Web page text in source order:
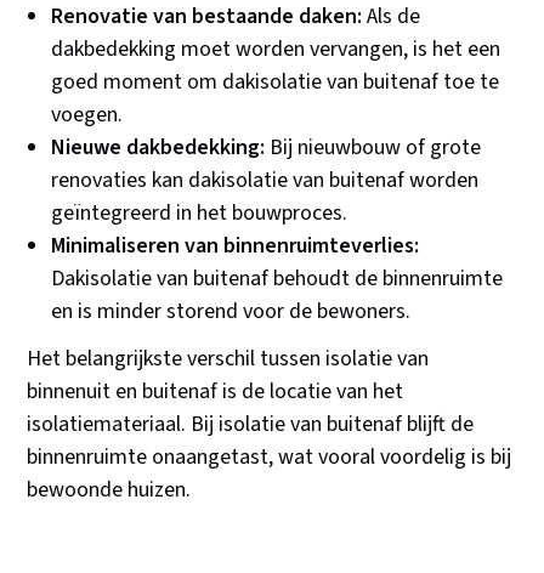
Renovatie van bestaande daken: Als de
dakbedekking moet worden vervangen, is het een
goed moment om dakisolatie van buitenaf toe te
voegen.
Nieuwe dakbedekking: Bij nieuwbouw of grote
renovaties kan dakisolatie van buitenaf worden
geïntegreerd in het bouwproces.
Minimaliseren van binnenruimteverlies:
Dakisolatie van buitenaf behoudt de binnenruimte
en is minder storend voor de bewoners.
Het belangrijkste verschil tussen isolatie van
binnenuit en buitenaf is de locatie van het
isolatiemateriaal. Bij isolatie van buitenaf blijft de
binnenruimte onaangetast, wat vooral voordelig is bij
bewoonde huizen.